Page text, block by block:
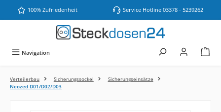
Zum Hauptinhalt springen
100% Zufriedenheit Service Hotline 03378 - 5239262
Navigation
Verteilerbau Sicherungssockel
Sicherungseinsätze
Neozed D01/D02/D03